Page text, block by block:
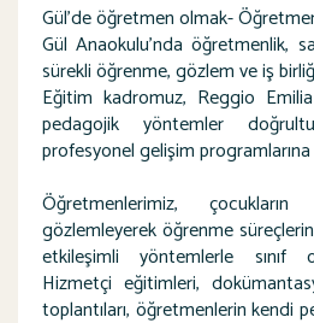
Gül’de öğretmen olmak-
Gül Anaokulu’nda öğretmenlik,
sürekli öğrenme, gözlem ve iş
Eğitim kadromuz, Reggio
pedagojik yöntemler
profesyonel gelişim programlarına
Öğretmenlerimiz, çocukların
gözlemleyerek öğrenme
etkileşimli yöntemlerle sınıf
Hizmetçi eğitimleri,
toplantıları, öğretmenlerin kendi